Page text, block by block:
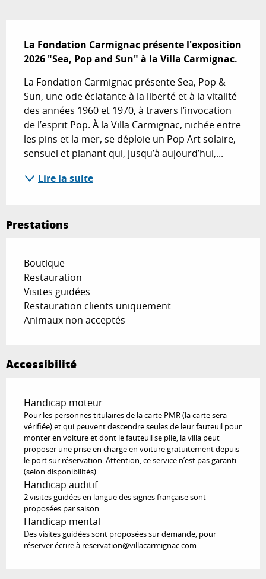
La Fondation Carmignac présente l'exposition
2026 "Sea, Pop and Sun" à la Villa Carmignac.
La Fondation Carmignac présente Sea, Pop &
Sun, une ode éclatante à la liberté et à la vitalité
des années 1960 et 1970, à travers l’invocation
de l’esprit Pop. À la Villa Carmignac, nichée entre
les pins et la mer, se déploie un Pop Art solaire,
sensuel et planant qui, jusqu’à aujourd’hui,...
Lire la suite
Prestations
Boutique
Restauration
Visites guidées
Restauration clients uniquement
Animaux non acceptés
Accessibilité
Handicap moteur
Pour les personnes titulaires de la carte PMR (la carte sera
vérifiée) et qui peuvent descendre seules de leur fauteuil pour
monter en voiture et dont le fauteuil se plie, la villa peut
proposer une prise en charge en voiture gratuitement depuis
le port sur réservation. Attention, ce service n’est pas garanti
(selon disponibilités)
Handicap auditif
2 visites guidées en langue des signes française sont
proposées par saison
Handicap mental
Des visites guidées sont proposées sur demande, pour
réserver écrire à reservation@villacarmignac.com